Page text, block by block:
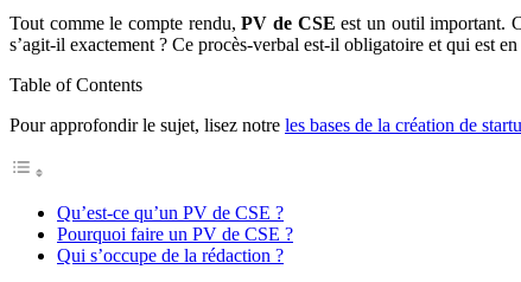
Tout comme le compte rendu,PV de CSE est un outil important.
s’agit-il exactement ? Ce procès-verbal est-il obligatoire et qui est
Table of Contents
Pour approfondir le sujet, lisez notre les bases de la création de
Qu’est-ce qu’un PV de CSE ?
Pourquoi faire un PV de CSE ?
Qui s’occupe de la rédaction ?